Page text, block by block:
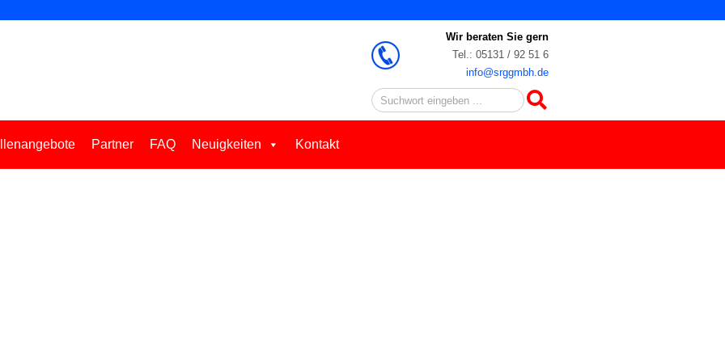
Wir beraten Sie gern
Tel.: 05131 / 92 51 6
info@srggmbh.de
Search
Partner FAQ Neuigkeiten Kontakt